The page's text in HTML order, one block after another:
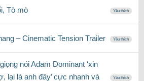
Tò mò Yêu thích
– Cinematic Tension Trailer Yêu thích
nói Adam Dominant ‘xin
lại là anh đây’ cực nhanh và
Yêu thích